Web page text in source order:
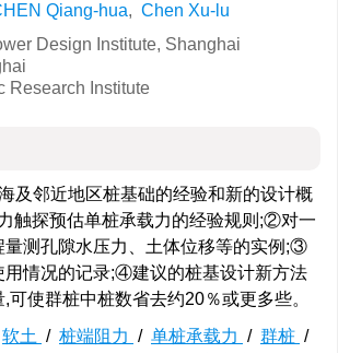
Qiang-hua, Chen Xu-lu
Design Institute, Shanghai
Research Institute
及邻近地区桩基础的经验和新的设计概
触探预估单桩承载力的经验规则;②对一
量测孔隙水压力、土体位移等的实例;③
用情况的记录;④建议的桩基设计新方法
可使群桩中桩数省去约20％或更多些。
软土 / 桩端阻力 / 单桩承载力 / 群桩 /